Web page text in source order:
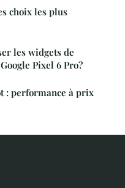
choix les plus
les widgets de
Pixel 6 Pro?
: performance à prix